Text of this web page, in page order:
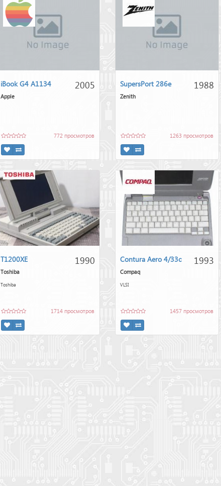
2005
iBook G4 A1134
Apple
772 просмотров
1988
SupersPort 286e
Zenith
1263 просмотров
1990
T1200XE
Toshiba
Toshiba
1714 просмотров
1993
Contura Aero 4/33c
Compaq
VLSI
1457 просмотров